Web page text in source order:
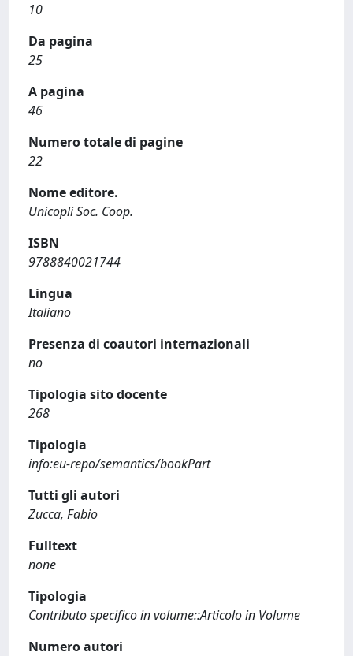
10
Da pagina
25
A pagina
46
Numero totale di pagine
22
Nome editore.
Unicopli Soc. Coop.
ISBN
9788840021744
Lingua
Italiano
Presenza di coautori internazionali
no
Tipologia sito docente
268
Tipologia
info:eu-repo/semantics/bookPart
Tutti gli autori
Zucca, Fabio
Fulltext
none
Tipologia
Contributo specifico in volume::Articolo in Volume
Numero autori